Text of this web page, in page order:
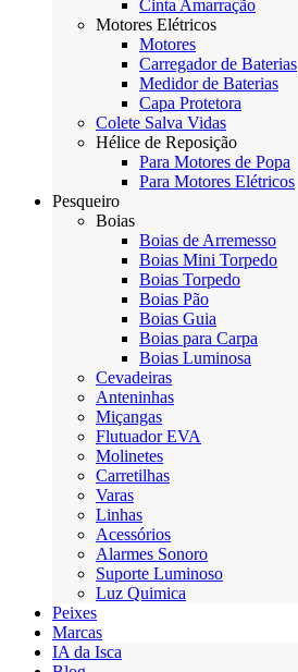
Cinta Amarração
Motores Elétricos
Motores
Carregador de Baterias
Medidor de Baterias
Capa Protetora
Colete Salva Vidas
Hélice de Reposição
Para Motores de Popa
Para Motores Elétricos
Pesqueiro
Boias
Boias de Arremesso
Boias Mini Torpedo
Boias Torpedo
Boias Pão
Boias Guia
Boias para Carpa
Boias Luminosa
Cevadeiras
Anteninhas
Miçangas
Flutuador EVA
Molinetes
Carretilhas
Varas
Linhas
Acessórios
Alarmes Sonoro
Suporte Luminoso
Luz Quimica
Peixes
Marcas
IA da Isca